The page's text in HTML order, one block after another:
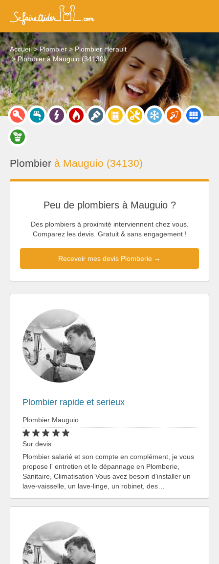
Accueil Plombier
Plombier Hérault
Plombier à Mauguio (34130)
Plombier à Mauguio (34130)
Peu de plombiers à Mauguio ?
Des plombiers à proximité interviennent chez vous.
Comparez les devis. Gratuit & sans engagement !
Recevoir mes devis Plomberie →
Plombier rapide et serieux
Plombier Mauguio
Sur devis
Plombier salarié et son compte en complément, je vous
propose l' entretien et le dépannage en Plomberie,
Sanitaire, Climatisation Vous avez besoin d'installer un
lave-vaisselle, un lave-linge, un robinet, des…